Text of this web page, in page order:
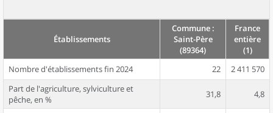
Établissements
Commune :
Saint-Père
(89364)
France
entière
(1)
Nombre d'établissements fin 2024
22
2 411 570
Part de l'agriculture, sylviculture et
pêche, en %
31,8 4,8